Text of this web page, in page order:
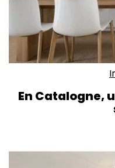
En Catalogne,